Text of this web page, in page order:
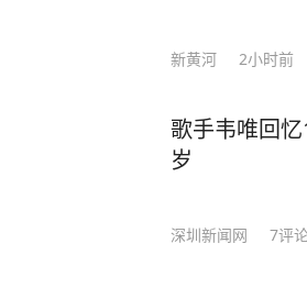
新黄河 2小时前
歌手韦唯回
岁
深圳新闻网 7评